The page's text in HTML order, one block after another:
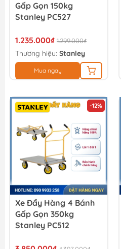
Gấp Gọn 150kg
Stanley PC527
1.235.000₫ 1.299.000₫
Thương hiệu: Stanley
Mua ngay
-12%
Xe Đẩy Hàng 4 Bánh
Gấp Gọn 350kg
Stanley PC512